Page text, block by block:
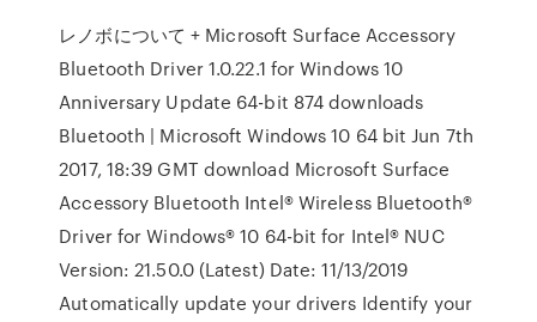
レノボについて + Microsoft Surface Accessory
Bluetooth Driver 1.0.22.1 for Windows 10
Anniversary Update 64-bit 874 downloads
Bluetooth | Microsoft Windows 10 64 bit Jun 7th
2017, 18:39 GMT download Microsoft Surface
Accessory Bluetooth Intel® Wireless Bluetooth®
Driver for Windows® 10 64-bit for Intel® NUC
Version: 21.50.0 (Latest) Date: 11/13/2019
Automatically update your drivers Identify your